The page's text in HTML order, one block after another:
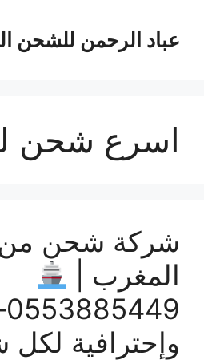
المحتوىعباد الرحمن للشحن
اسرع شحن
شركة شحن من
المغرب |
وإحترافية